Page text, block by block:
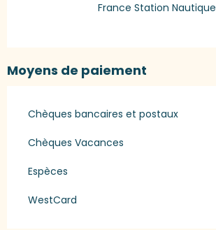
France Station Nautique
Moyens de paiement
Chèques bancaires et postaux
Chèques Vacances
Espèces
WestCard